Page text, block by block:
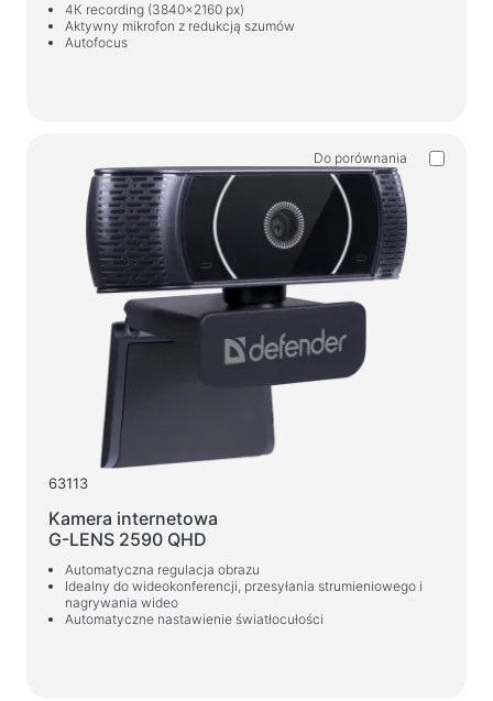
4К recording (3840x2160 px)
Aktywny mikrofon z redukcją szumów
Autofocus
Do porównania
63113
Kamera internetowa
G-LENS 2590 QHD
Automatyczna regulacja obrazu
Idealny do wideokonferencji, przesyłania strumieniowego i
nagrywania wideo
Automatyczne nastawienie światłocułości